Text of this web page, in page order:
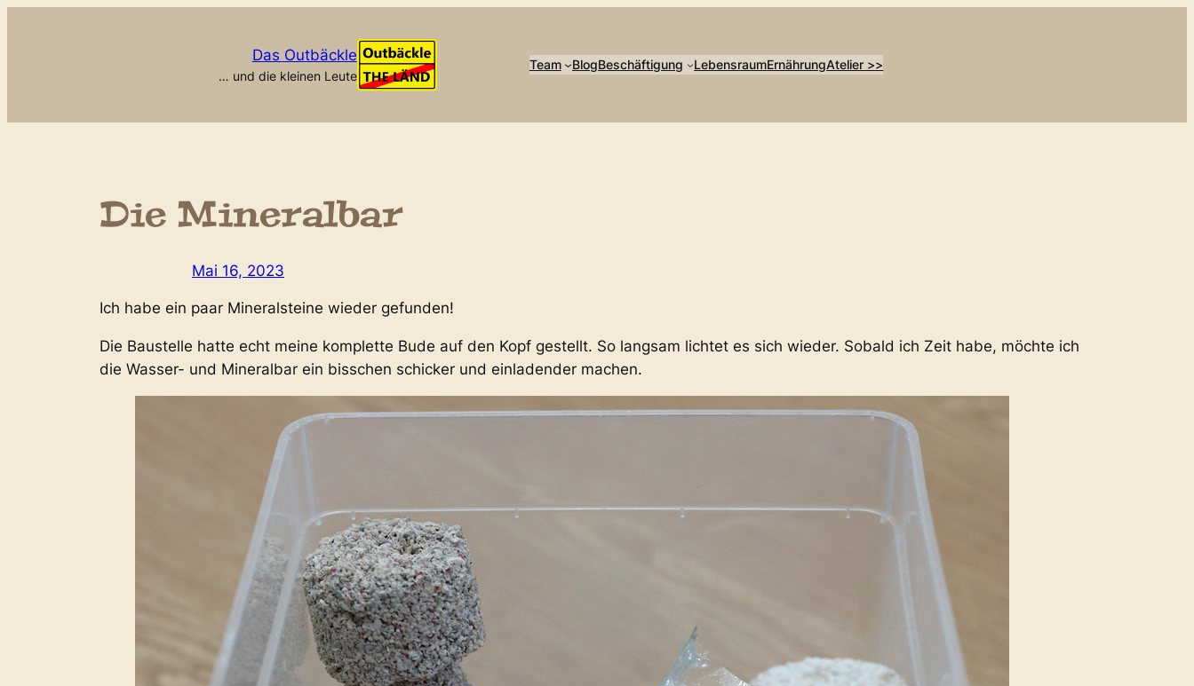
Das Outbäckle
… und die kleinen Leute
Team BlogBeschäftigung LebensraumErnährungAtelier >>
Die Mineralbar
Mai 16, 2023
Ich habe ein paar Mineralsteine wieder gefunden!
Die Baustelle hatte echt meine komplette Bude auf den Kopf gestellt. So langsam lichtet es sich wieder. Sobald ich Zeit habe, möchte ich
die Wasser- und Mineralbar ein bisschen schicker und einladender machen.